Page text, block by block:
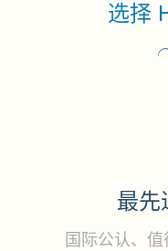
选择
最先
国际公认、值